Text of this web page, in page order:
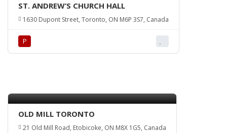
ST. ANDREW’S CHURCH HALL
1630 Dupont Street, Toronto, ON M6P 3S7, Canada
Р
OLD MILL TORONTO
21 Old Mill Road, Etobicoke, ON M8X 1G5, Canada